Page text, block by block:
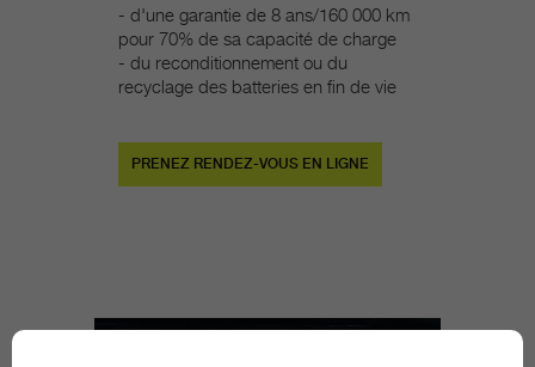
- d'une garantie de 8 ans/160 000 km
pour 70% de sa capacité de charge
- du reconditionnement ou du
recyclage des batteries en fin de vie​
PRENEZ RENDEZ-VOUS EN LIGNE